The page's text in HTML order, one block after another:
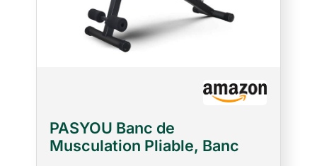
PASYOU Banc de
Musculation Pliable, Banc